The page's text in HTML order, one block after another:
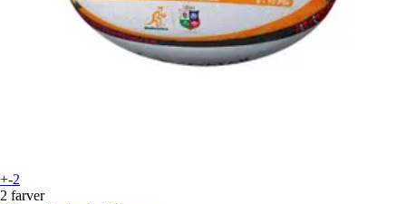
+-2
2 farver